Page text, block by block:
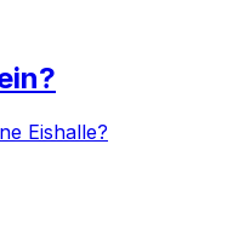
Eishalle?